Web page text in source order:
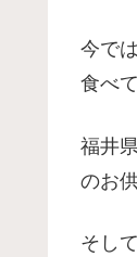
今で
食べ
福井
のお
そし